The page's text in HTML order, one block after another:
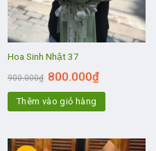
Hoa Sinh Nhật 37
900.000₫ 800.000₫
Thêm vào giỏ hàng